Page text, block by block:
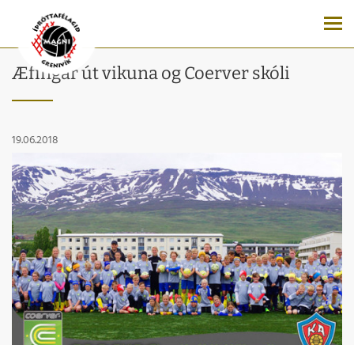
Æfingar út vikuna og Coerver skóli
19.06.2018